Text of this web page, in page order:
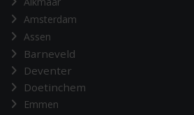
Amsterdam
Assen
Barneveld
Deventer
Doetinchem
Emmen